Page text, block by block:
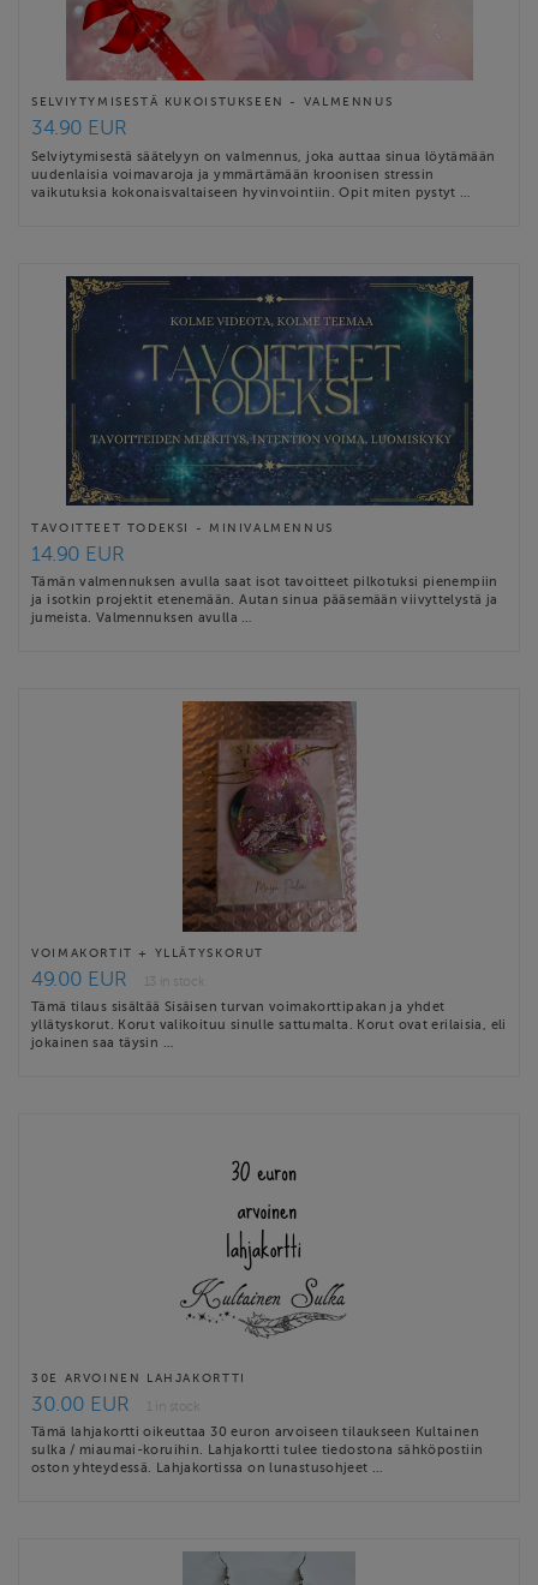
SELVIYTYMISESTÄ KUKOISTUKSEEN - VALMENNUS
34.90 EUR
Selviytymisestä säätelyyn on valmennus, joka auttaa sinua löytämään
uudenlaisia voimavaroja ja ymmärtämään kroonisen stressin
vaikutuksia kokonaisvaltaiseen hyvinvointiin. Opit miten pystyt …
TAVOITTEET TODEKSI - MINIVALMENNUS
14.90 EUR
Tämän valmennuksen avulla saat isot tavoitteet pilkotuksi pienempiin
ja isotkin projektit etenemään. Autan sinua pääsemään viivyttelystä ja
jumeista. Valmennuksen avulla …
VOIMAKORTIT + YLLÄTYSKORUT
49.00 EUR
13 in stock
Tämä tilaus sisältää Sisäisen turvan voimakorttipakan ja yhdet
yllätyskorut. Korut valikoituu sinulle sattumalta. Korut ovat erilaisia, eli
jokainen saa täysin …
30E ARVOINEN LAHJAKORTTI
30.00 EUR
1 in stock
Tämä lahjakortti oikeuttaa 30 euron arvoiseen tilaukseen Kultainen
sulka / miaumai-koruihin. Lahjakortti tulee tiedostona sähköpostiin
oston yhteydessä. Lahjakortissa on lunastusohjeet …